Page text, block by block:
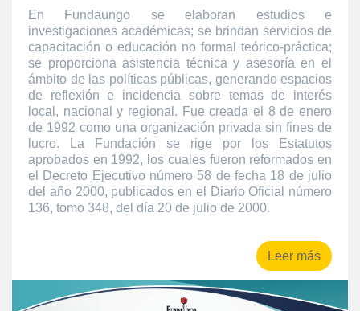
En Fundaungo se elaboran estudios e
investigaciones académicas; se brindan servicios de
capacitación o educación no formal teórico-práctica;
se proporciona asistencia técnica y asesoría en el
ámbito de las políticas públicas, generando espacios
de reflexión e incidencia sobre temas de interés
local, nacional y regional. Fue creada el 8 de enero
de 1992 como una organización privada sin fines de
lucro. La Fundación se rige por los Estatutos
aprobados en 1992, los cuales fueron reformados en
el Decreto Ejecutivo número 58 de fecha 18 de julio
del año 2000, publicados en el Diario Oficial número
136, tomo 348, del día 20 de julio de 2000.
Leer más